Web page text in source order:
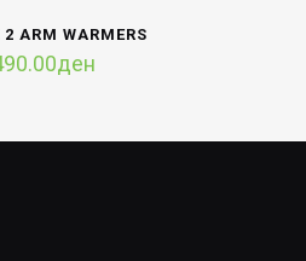
2 ARM WARMERS
ден